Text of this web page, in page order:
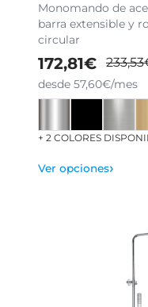
Monomando de
barra extensible y
circular
172,81€
desde 57,60€/mes
+ 2 COLORES
Ver opciones›